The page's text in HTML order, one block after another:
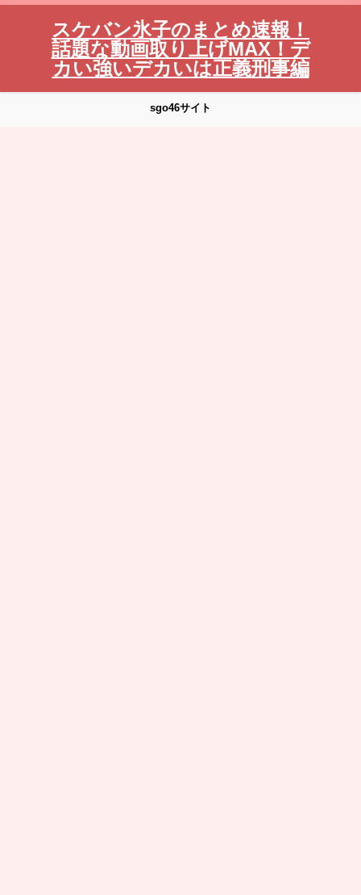
スケバン氷子のまとめ速報！
話題な動画取り上げMAX！デ
カい強いデカいは正義刑事編
sgo46サイト